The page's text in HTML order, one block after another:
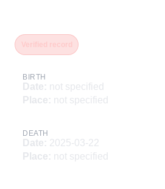
BIRTH
Date: not specified
Place: not specified
DEATH
Date: 2025-03-22
Place: not specified